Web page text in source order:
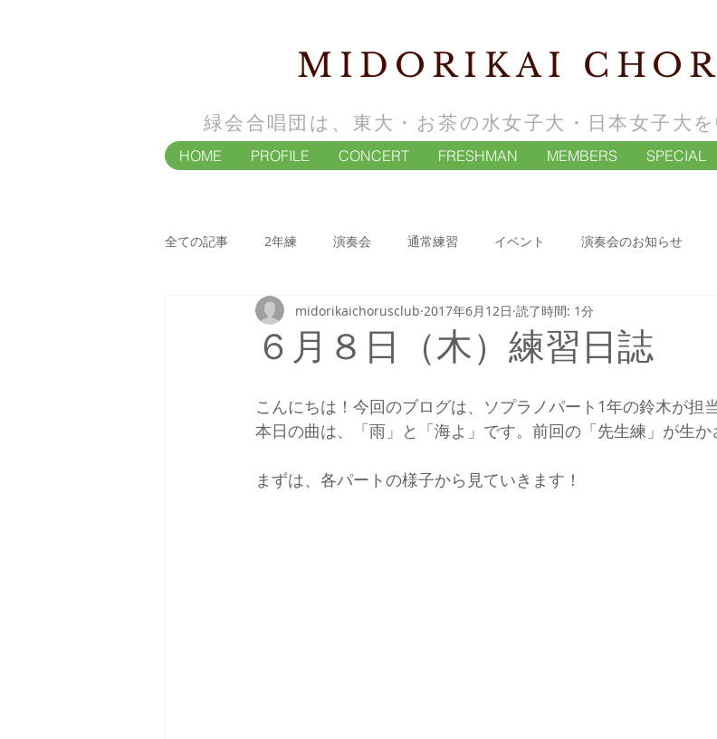
MIDORIKAI
緑会合唱団は、東大・お茶の水女子大・日本女子大
HOME PROFILE CONCERT FRESHMAN MEMBERS SPECIAL
全ての記事 2年練 演奏会 通常練習 イベント 演奏会のお知らせ
演奏会
６月８日（木）練習日誌
midorikaichorusclub 2017年6月12日 読了時間: 1分
こんにちは！今回のブログは、ソプラノパート1年の鈴木が担当
本日の曲は、「雨」と「海よ」です。前回の「先生練」が生か
まずは、各パートの様子から見ていきます！